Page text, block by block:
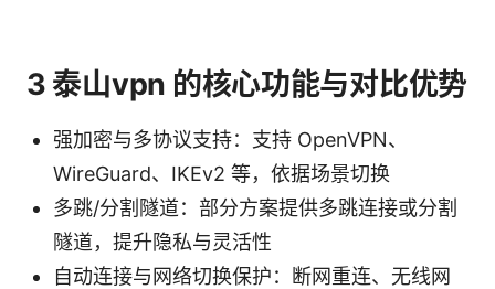
3 泰山vpn 的核心功能与对比优势
强加密与多协议支持：支持 OpenVPN、
WireGuard、IKEv2 等，依据场景切换
多跳/分割隧道：部分方案提供多跳连接或分割
隧道，提升隐私与灵活性
自动连接与网络切换保护：断网重连、无线网